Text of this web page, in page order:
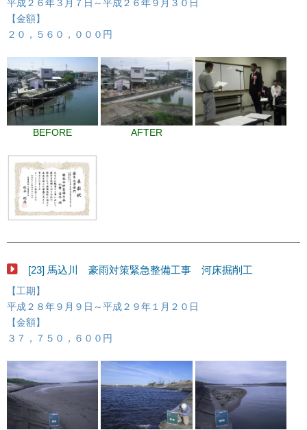
平成２６年３月７日～平成２６年９月３０日
【金額】
２０，５６０，０００円
BEFORE AFTER
[23] 馬込川 豪雨対策緊急整備工事 河床掘削工
【工期】
平成２８年９月９日～平成２９年１月２０日
【金額】
３７，７５０，６００円